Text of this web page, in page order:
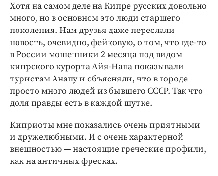
Хотя на самом деле на Кип­ре русских довольно
много, но в основном это люди старшего
поколения. Нам друзья даже переслали
новость, очевидно, фейковую, о том, что где-то
в России мошенники 2 месяца под видом
кипрского курорта Айя-Напа показывали
туристам Анапу и объясняли, что в городе
просто много людей из бывшего СССР. Так что
доля правды есть в каждой шутке.
Киприоты мне показались очень приятными
и дружелюбными. И с очень характерной
внешностью — настоящие греческие профили,
как на античных фресках.